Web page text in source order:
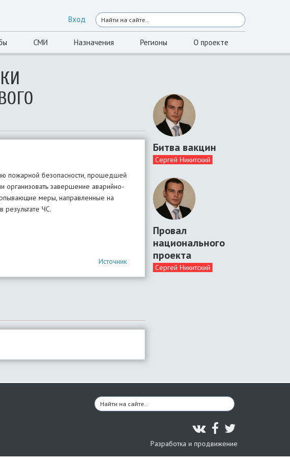
Вход
СМИ Назначения Регионы О проекте
пожарной безопасности, прошедшей
организовать завершение аварийно-
меры, направленные на
ЧС.
Источник
Битва вакцин
Сергей Никитский
Провал
национального
проекта
Сергей Никитский
Разработка и продвижение